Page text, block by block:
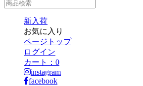
新入荷
お気に入り
ページトップ
ログイン
カート： 0
instagram
facebook